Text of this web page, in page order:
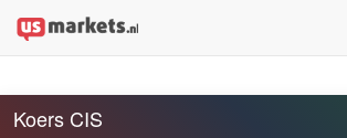
Koers CIS